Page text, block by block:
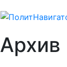
Архив